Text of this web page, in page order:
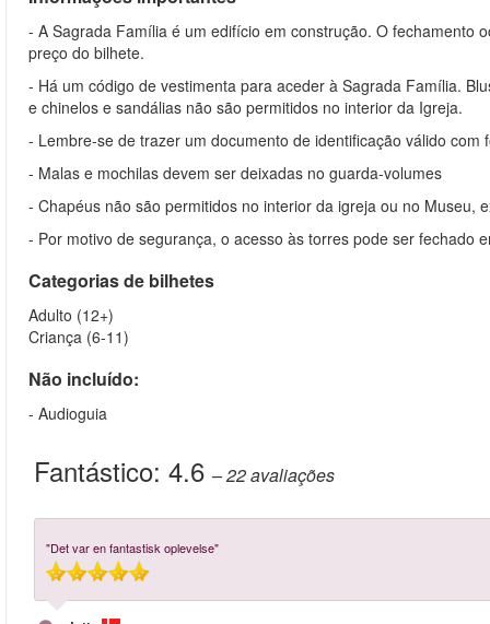
- A Sagrada Família é um edifício em construção. O fechamento
preço do bilhete.
- Há um código de vestimenta para aceder à Sagrada Família.
e chinelos e sandálias não são permitidos no interior da Igreja.
- Lembre-se de trazer um documento de identificação válido com
- Malas e mochilas devem ser deixadas no guarda-volumes
- Chapéus não são permitidos no interior da igreja ou no Museu,
- Por motivo de segurança, o acesso às torres pode ser fechado
Categorias de bilhetes
Adulto (12+)
Criança (6-11)
Não incluído:
- Audioguia
Fantástico: 4.6 – 22avaliações
"Det var en fantastisk oplevelse"